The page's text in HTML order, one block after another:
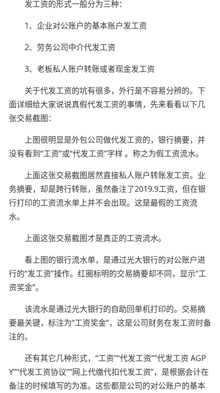
发工资的形式一般分为三种：
1、企业对公账户的基本账户发工资
2、劳务公司中介代发工资
3、老板私人账户转账或者现金发工资
关于代发工资的坑有很多，外行是不容易分辨的。下
面详细给大家说说真假代发工资的事情，先来看看以下几
张交易截图：
上图很明显是外包公司做代发工资的，银行摘要，并
没有看到“工资”或“代发工资”字样 。称之为假工资流水。
上面这张交易截图居然直接私人账户转账发工资。业
务摘要，却是跨行转账，虽然备注了2019.9工资，但在银
行打印的工资流水单上并不会出现。这是最假的工资流
水。
上面这张交易截图才是真正的工资流水。
看上图的银行流水单，是通过光大银行的对公账户进
行的“发工资”操作。红圈标明的交易摘要却不同，显示“工
资奖金”。
该流水是通过光大银行的自助回单机打印的。交易摘
要最关键，标注为“工资奖金”，这是公司财务在发工资时备
注的。
还有其它几种形式，“工资”“代发工资”“代发工资 AGP
Y”“代发工资协议”“网上代缴代扣代发工资”，是根据会计在
备注的时候填写的为准。这些都是公司的对公账户的基本